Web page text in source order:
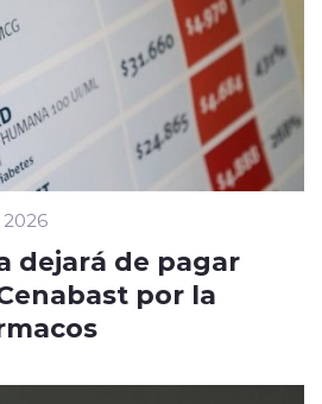
dejará de pagar
por la